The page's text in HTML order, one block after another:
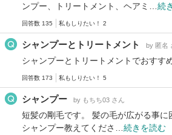
ンプー、トリートメント、ヘアミ… 続
回答数 135 私もしりたい！ 2
シャンプーとトリートメント by 匿名
シャンプーとトリートメントでおすす
回答数 173 私もしりたい！ 5
シャンプー by もちち03 さん
短髪の剛毛です。 髪の毛が広がる事
シャンプー教えてくださ… 続きを読む